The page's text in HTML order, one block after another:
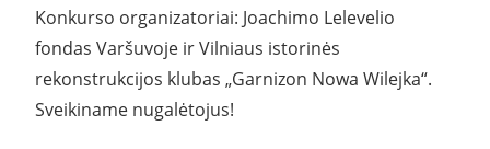
Konkurso organizatoriai: Joachimo Lelevelio
fondas Varšuvoje ir Vilniaus istorinės
rekonstrukcijos klubas „Garnizon Nowa Wilejka“.
Sveikiname nugalėtojus!